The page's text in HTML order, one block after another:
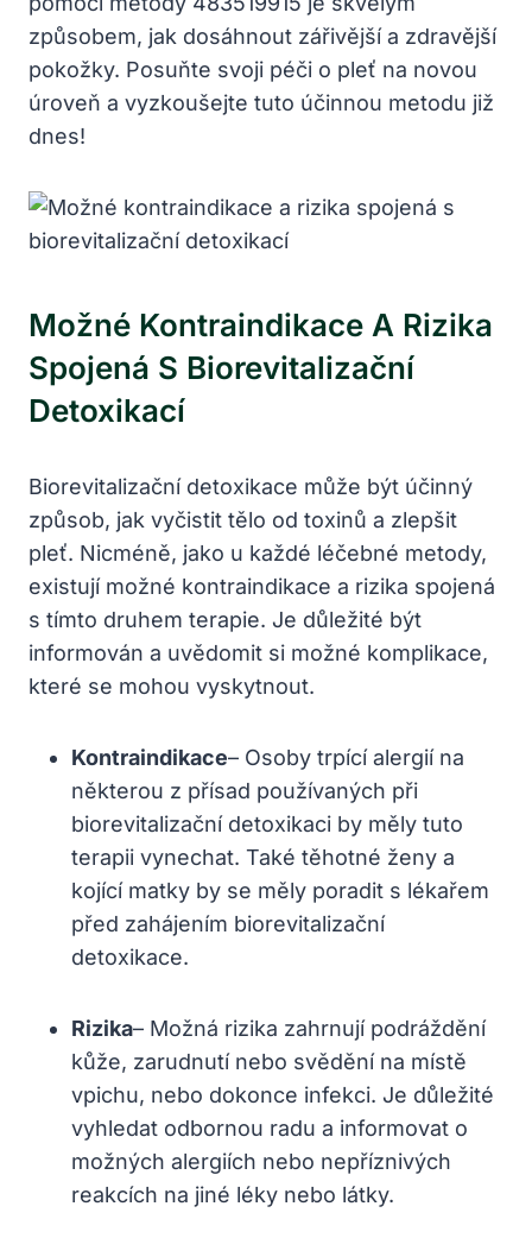
způsobem, jak dosáhnout zářivější a zdravější
pokožky. Posuňte svoji péči o pleť na novou
úroveň a vyzkoušejte tuto účinnou metodu již
dnes!
Možné Kontraindikace A Rizika
Spojená S Biorevitalizační
Detoxikací
Biorevitalizační detoxikace může být účinný
způsob, jak vyčistit tělo od toxinů a zlepšit
pleť. Nicméně, jako u každé léčebné metody,
existují možné kontraindikace a rizika spojená
s tímto druhem terapie. Je důležité být
informován a uvědomit si možné komplikace,
které se mohou vyskytnout.
Kontraindikace– Osoby trpící alergií na
některou z přísad používaných při
biorevitalizační detoxikaci by měly tuto
terapii vynechat. Také těhotné ženy a
kojící matky by se měly poradit s lékařem
před zahájením biorevitalizační
detoxikace.
Rizika– Možná rizika zahrnují podráždění
kůže, zarudnutí nebo svědění na místě
vpichu, nebo dokonce infekci. Je důležité
vyhledat odbornou radu a informovat o
možných alergiích nebo nepříznivých
reakcích na jiné léky nebo látky.